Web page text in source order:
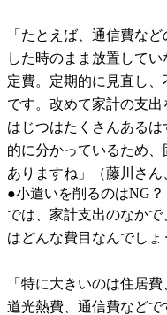
「たとえば、通信費な
した時のまま放置して
定費。定期的に見直し
です。改めて家計の支
はじつはたくさんある
的に分かっているため
ありますね」（藤川さん
●小遣いを削るのはNG？
では、家計支出のなか
はどんな費目なんでしょ
「特に大きいのは住居
道光熱費、通信費など